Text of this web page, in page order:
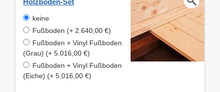
keine
Fußboden (+ 2.640,00 €)
Fußboden + Vinyl Fußboden
(Grau) (+ 5.016,00 €)
Fußboden + Vinyl Fußboden
(Eiche) (+ 5.016,00 €)